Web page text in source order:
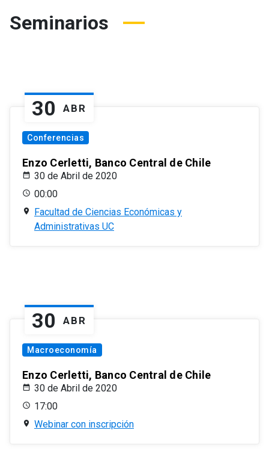
Seminarios
30 ABR
Conferencias
Enzo Cerletti, Banco Central de Chile
30 de Abril de 2020
00:00
Facultad de Ciencias Económicas y
Administrativas UC
30 ABR
Macroeconomía
Enzo Cerletti, Banco Central de Chile
30 de Abril de 2020
17:00
Webinar con inscripción